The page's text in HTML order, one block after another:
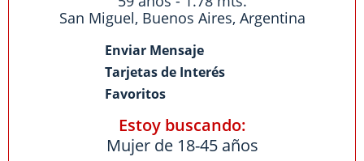
San Miguel, Buenos Aires, Argentina
Enviar Mensaje
Tarjetas de Interés
Favoritos
Estoy buscando:
Mujer de 18-45 años